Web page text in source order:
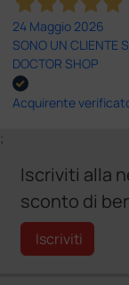
24 Maggio 2026
SONO UN CLIENTE
DOCTOR SHOP
Acquirente
;
Iscriviti alla
sconto di
Iscriviti